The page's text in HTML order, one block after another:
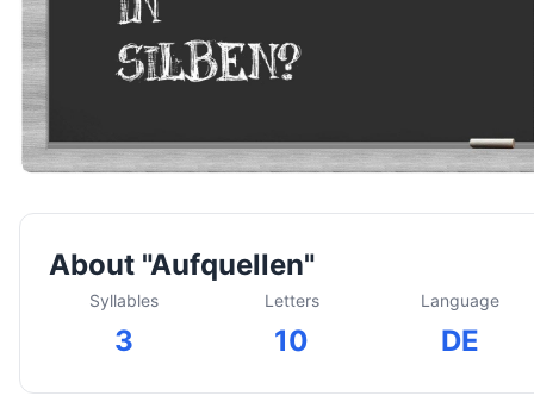
About "Aufquellen"
Syllables
3
Letters
10
Language
DE